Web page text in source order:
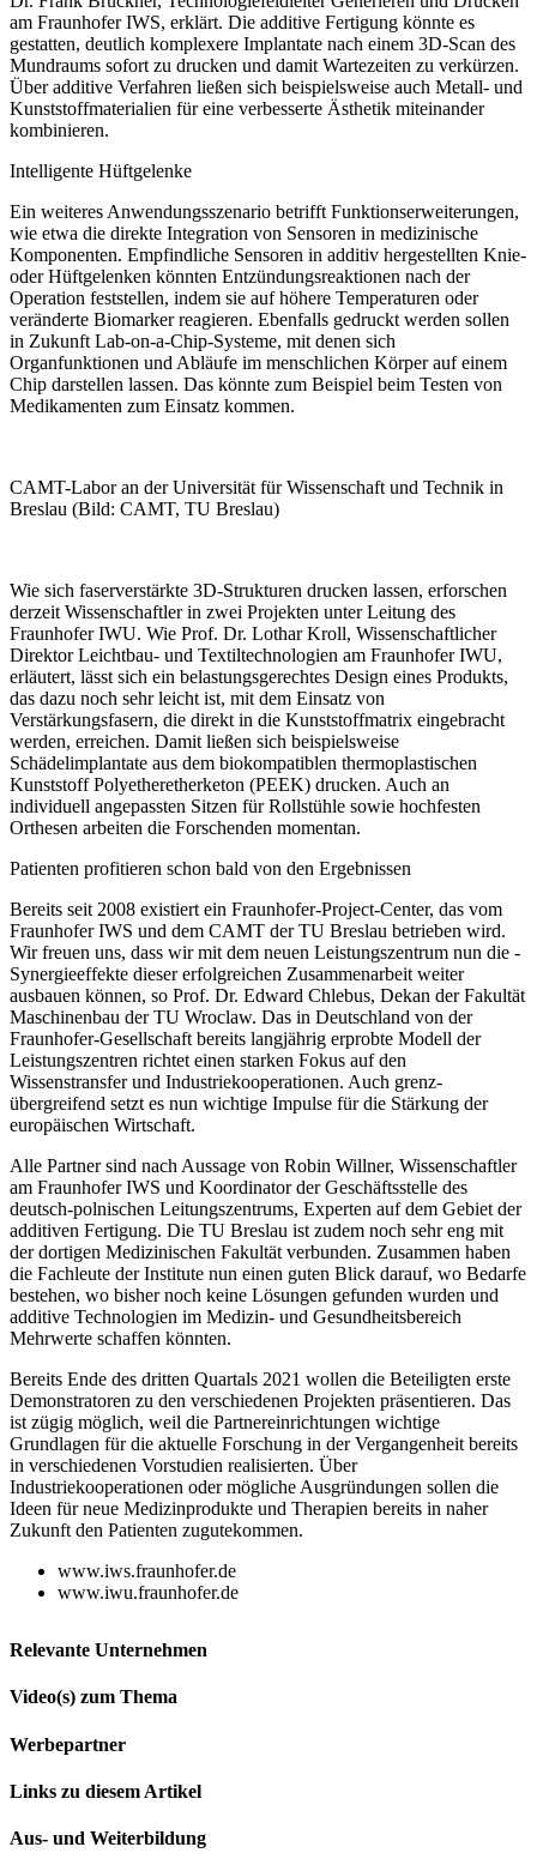
am Fraunhofer IWS, erklärt. Die additive Fertigung könnte es
gestatten, deutlich komplexere Implantate nach einem 3D-Scan des
Mundraums sofort zu drucken und damit Wartezeiten zu verkürzen.
Über additive Verfahren ließen sich beispielsweise auch Metall- und
Kunststoffmaterialien für eine verbesserte Ästhetik miteinander
kombinieren.
Intelligente Hüftgelenke
Ein weiteres Anwendungsszenario betrifft Funktionserweiterungen,
wie etwa die direk­te Integration von Sensoren in medizinische
Komponenten. Empfindliche Sensoren in additiv hergestellten Knie-
oder ­Hüftgelenken könnten Entzündungsreaktionen nach der
Operation feststellen, indem sie auf ­höhere Temperaturen oder
veränderte Biomarker reagieren. Ebenfalls gedruckt werden ­sollen
in Zukunft Lab-on-a-Chip-Systeme, mit denen sich
Organfunktionen und Abläufe im menschlichen Körper auf einem
Chip darstel­len lassen. Das könnte zum Beispiel beim Testen von
Medikamenten zum Einsatz kommen.
CAMT-Labor an der Universität für Wissenschaft und Technik in
Breslau (Bild: CAMT, TU Breslau)
Wie sich faserverstärkte 3D-Strukturen drucken lassen, erforschen
derzeit Wissenschaftler in zwei Projekten unter Leitung des
Fraunhofer IWU. Wie Prof. Dr. Lothar Kroll, Wissenschaftlicher
Direktor Leichtbau- und Textiltechnologien am Fraunhofer IWU,
erläutert, lässt sich ein belastungsgerechtes Design eines Produkts,
das dazu noch sehr leicht ist, mit dem Einsatz von
Verstärkungsfasern, die direkt in die Kunststoffmatrix eingebracht
werden, erreichen. Damit ließen sich beispielsweise
Schädelimplantate aus dem biokompatiblen thermoplastischen
Kunststoff Polyetheretherketon (PEEK) drucken. Auch an
individuell angepassten Sitzen für Rollstühle sowie hochfesten
Orthesen arbeiten die Forschenden momentan.
Patienten profitieren schon bald von den Ergebnissen
Bereits seit 2008 existiert ein Fraunhofer-Project-Center, das vom
Fraunhofer IWS und dem CAMT der TU Breslau betrieben wird.
Wir freuen uns, dass wir mit dem neuen Leistungszentrum nun die ­
Synergieeffekte dieser erfolgreichen Zusammenarbeit weiter
ausbauen können, so Prof. Dr. Edward Chlebus, Dekan der Fakultät
Maschinenbau der TU Wroclaw. Das in Deutschland von der
Fraunhofer-Gesellschaft bereits langjährig ­erprobte Modell der
Leistungszentren richtet einen starken Fokus auf den
Wissenstransfer und Industriekooperationen. Auch grenz­
übergreifend setzt es nun wichtige Impulse für die Stärkung der
europäischen Wirtschaft.
Alle Partner sind nach Aussage von ­Robin Willner, Wissenschaftler
am Fraunhofer IWS und Koordinator der Geschäftsstelle des
deutsch-polnischen Leitungszentrums, Experten auf dem Gebiet der
additiven Fertigung. Die TU Breslau ist zudem noch sehr eng mit
der dortigen Medizinischen Fakultät verbunden. Zusammen haben
die Fachleute der Institute nun einen guten Blick darauf, wo Bedarfe
bestehen, wo bisher noch keine Lösungen gefunden wurden und
additive Technologien im Medizin- und Gesundheitsbereich
Mehrwerte schaffen könnten.
Bereits Ende des dritten Quartals 2021 wollen die Beteiligten erste
Demonstratoren zu den verschiedenen Projekten präsentieren. Das
ist zügig möglich, weil die Partnereinrichtungen wichtige
Grundlagen für die aktuelle Forschung in der Vergangenheit bereits
in verschiedenen Vorstudien realisierten. Über
Industriekooperationen oder mögliche Ausgründungen sollen die
Ideen für neue Medizinprodukte und Therapien bereits in naher
Zukunft den Patienten zugutekommen.
www.iws.fraunhofer.de
www.iwu.fraunhofer.de
Relevante Unternehmen
Video(s) zum Thema
Werbepartner
Links zu diesem Artikel
Aus- und Weiterbildung